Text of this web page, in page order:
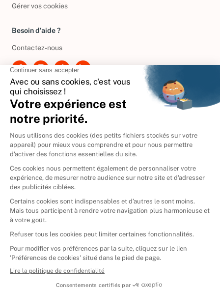
Gérer vos cookies
Besoin d'aide ?
Contactez-nous
International
🇪🇸Espagne
🇩🇪Allemagne
🇮🇹 Italie